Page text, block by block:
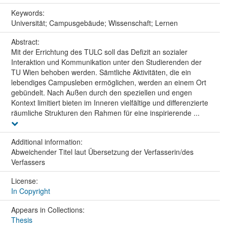
Keywords:
Universität; Campusgebäude; Wissenschaft; Lernen
Abstract:
Mit der Errichtung des TULC soll das Defizit an sozialer
Interaktion und Kommunikation unter den Studierenden der
TU Wien behoben werden. Sämtliche Aktivitäten, die ein
lebendiges Campusleben ermöglichen, werden an einem Ort
gebündelt. Nach Außen durch den speziellen und engen
Kontext limitiert bieten im Inneren vielfältige und differenzierte
räumliche Strukturen den Rahmen für eine inspirierende ...
Additional information:
Abweichender Titel laut Übersetzung der Verfasserin/des
Verfassers
License:
In Copyright
Appears in Collections:
Thesis